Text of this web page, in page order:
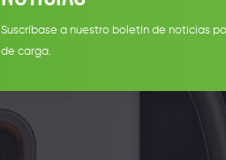
Suscríbase a nuestro boletín de noticias
de carga.